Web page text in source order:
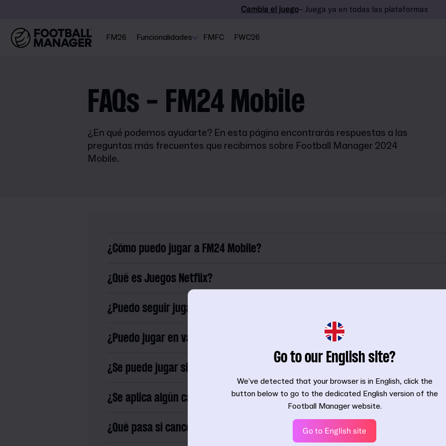
Cambia el juego– Juega ya en todas las plataformas
FM26 Funcionalidades FMFC FWC26
FAQs - FM24 Mobile
¿En qué podemos ayudarte? En esta página encontrarás respuestas a las
preguntas más frecuentes que recibimos sobre Football Manager 2024
Mobile.
¿Cómo puedo jugar a FM24 Mobile?
¿Qué es Juegos Netflix?
¿Puedo seguir jugando en iPhone o Android?
¿Puedo jugar en varios dispositivos?
¿Se puede jugar sin conexión?
¿Se aplica algún cambio de compatibilidad?
¿Qué pasa si cancelo mi suscripción a Netflix?
Go to our English site?
We’ve detected that your browser is in English, click the
button below to go to the dedicated English version of the
Football Manager website.
Go to English site